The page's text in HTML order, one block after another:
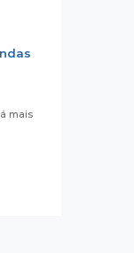
mais